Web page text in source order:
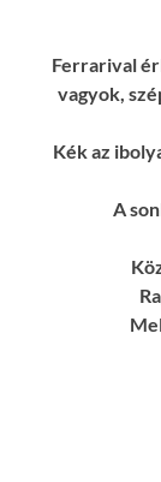
Ferrarival
vagyok,
Kék az
A